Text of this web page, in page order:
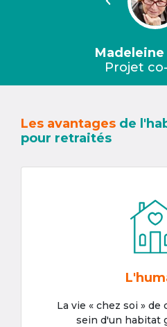
Précédent
Madeleine
Projet
Les avantages de
pour retraités
La vie « chez soi » de
sein d'un habitat